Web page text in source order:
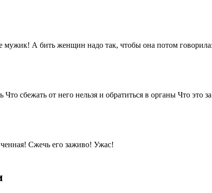
мужик! А бить женщин надо так, чтобы она потом
Что сбежать от него нельзя и обратиться в органы Что
Сжечь его заживо! Ужас!